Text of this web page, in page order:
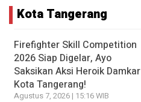
Kota Tangerang
Firefighter Skill Competition
2026 Siap Digelar, Ayo
Saksikan Aksi Heroik Damkar
Kota Tangerang!
Agustus 7, 2026 | 15:16 WIB